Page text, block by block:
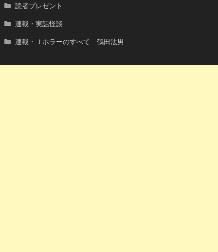
読者プレゼント
連載・実話怪談
連載・Ｊホラーのすべて 鶴田法男